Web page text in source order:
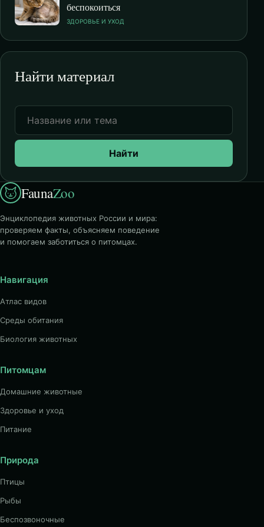
беспокоиться
ЗДОРОВЬЕ И УХОД
Найти материал
Найти
FaunaZoo
Энциклопедия животных России и мира:
проверяем факты, объясняем поведение
и помогаем заботиться о питомцах.
Навигация
Атлас видов
Среды обитания
Биология животных
Питомцам
Домашние животные
Здоровье и уход
Питание
Природа
Птицы
Рыбы
Беспозвоночные